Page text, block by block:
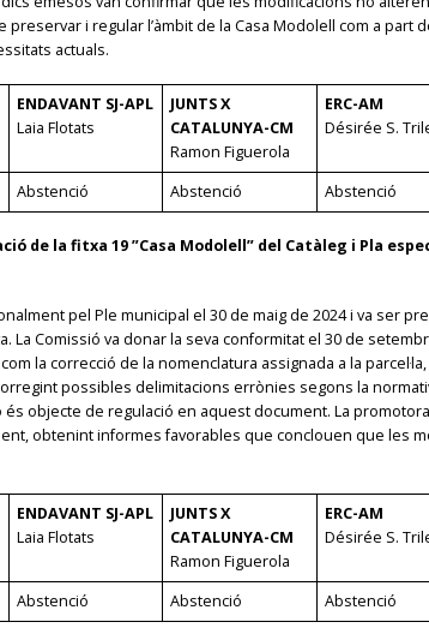
i regular l’àmbit de la Casa Modolell com a
actuals.
ENDAVANT SJ-APL
Laia Flotats
JUNTS X
CATALUNYA-CM
Ramon Figuerola
ERC-AM
Désirée S.
Abstenció Abstenció Abstenció
de la fitxa 19 ”Casa Modolell” del Catàleg i Pla
pel Ple municipal el 30 de maig de 2024 i va ser
La Comissió va donar la seva conformitat el 30 de
la correcció de la nomenclatura assignada a la
possibles delimitacions errònies segons la
objecte de regulació en aquest document. La
obtenint informes favorables que conclouen que les
ENDAVANT SJ-APL
Laia Flotats
JUNTS X
CATALUNYA-CM
Ramon Figuerola
ERC-AM
Désirée S.
Abstenció Abstenció Abstenció